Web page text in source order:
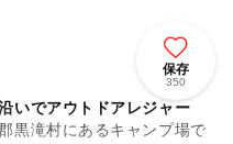
保存
350
いでアウトドアレジャー
黒滝村にあるキャンプ場で